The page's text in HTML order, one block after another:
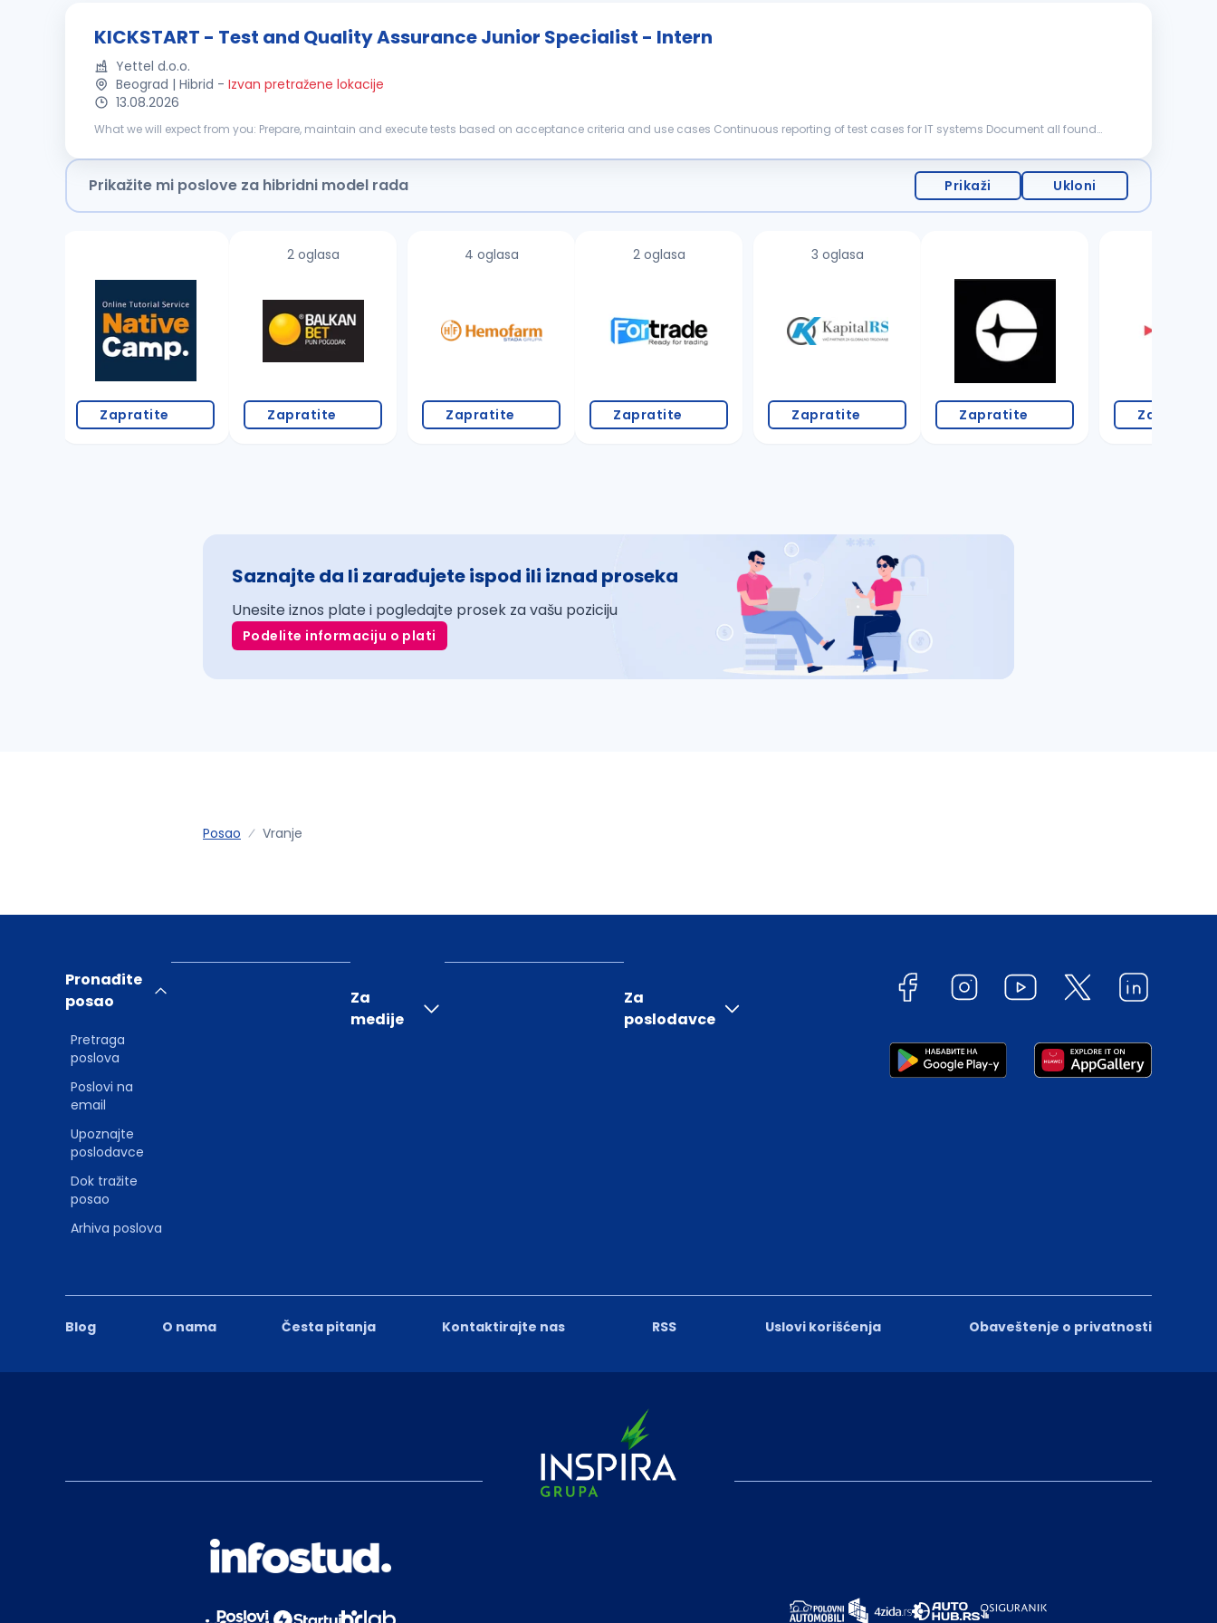
KICKSTART - Test and Quality Assurance Junior Specialist - Intern
Yettel d.o.o.
Beograd | Hibrid - Izvan pretražene lokacije
13.08.2026
What we will expect from you: Prepare, maintain and execute tests based on acceptance criteria and use cases Continuous reporting of test cases for IT systems Document all found
Prikažite mi poslove za hibridni model rada Prikaži Ukloni
Zapratite
2 oglasa
Zapratite
4 oglasa
Zapratite
2 oglasa
Zapratite
3 oglasa
Zapratite Zapratite Zapratite
Saznajte da li zarađujete ispod ili iznad proseka
Unesite iznos plate i pogledajte prosek za vašu poziciju
Podelite informaciju o plati
Posao Vranje
Blog O nama Česta pitanja Kontaktirajte nas RSS Uslovi korišćenja Obaveštenje o privatnosti
Pronađite
posao
Pretraga
poslova
Poslovi na
email
Upoznajte
poslodavce
Dok tražite
posao
Arhiva poslova
Za
medije
Za
poslodavce